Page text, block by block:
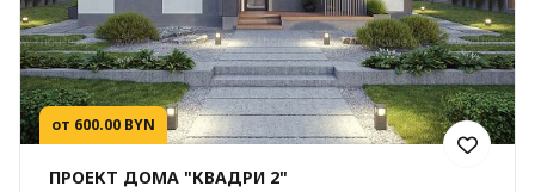
от 600.00 BYN
ПРОЕКТ ДОМА "КВАДРИ 2"